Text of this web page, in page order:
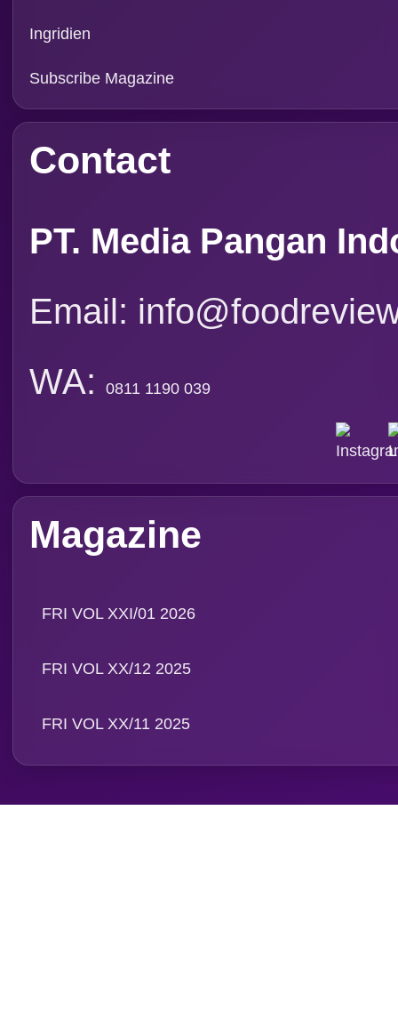
Ingridien
Subscribe Magazine
Contact
PT. Media Pangan
Email:
WA:
0811 1190 039
Magazine
FRI VOL XXI/01 2026
FRI VOL XX/12 2025
FRI VOL XX/11 2025